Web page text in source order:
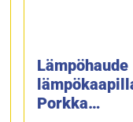
Lämpöhaude
Porkka